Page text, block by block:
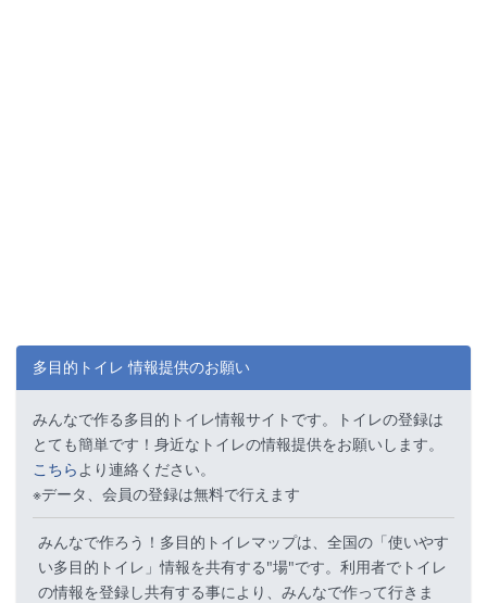
多目的トイレ 情報提供のお願い
みんなで作る多目的トイレ情報サイトです。トイレの登録は
とても簡単です！身近なトイレの情報提供をお願いします。
こちらより連絡ください。
※データ、会員の登録は無料で行えます
みんなで作ろう！多目的トイレマップは、全国の「使いやす
い多目的トイレ」情報を共有する"場"です。利用者でトイレ
の情報を登録し共有する事により、みんなで作って行きま